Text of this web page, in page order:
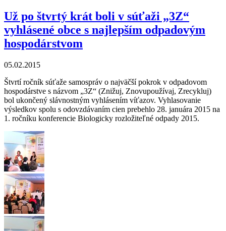
Už po štvrtý krát boli v súťaži „3Z“
vyhlásené obce s najlepším odpadovým
hospodárstvom
05.02.2015
Štvrtí ročník súťaže samospráv o najväčší pokrok v odpadovom
hospodárstve s názvom „3Z“ (Znižuj, Znovupoužívaj, Zrecykluj)
bol ukončený slávnostným vyhlásením víťazov. Vyhlasovanie
výsledkov spolu s odovzdávaním cien prebehlo 28. januára 2015 na
1. ročníku konferencie Biologicky rozložiteľné odpady 2015.